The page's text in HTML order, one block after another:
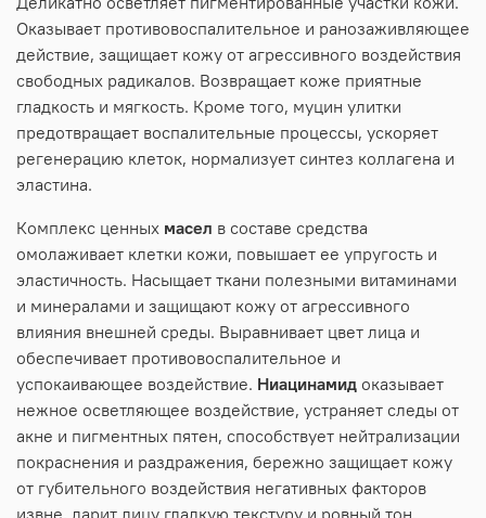
Оказывает противовоспалительное и ранозаживляющее
действие, защищает кожу от агрессивного воздействия
свободных радикалов. Возвращает коже приятные
гладкость и мягкость. Кроме того, муцин улитки
предотвращает воспалительные процессы, ускоряет
регенерацию клеток, нормализует синтез коллагена и
эластина.
Комплекс ценных масел в составе средства
омолаживает клетки кожи, повышает ее упругость и
эластичность. Насыщает ткани полезными витаминами
и минералами и защищают кожу от агрессивного
влияния внешней среды. Выравнивает цвет лица и
обеспечивает противовоспалительное и
успокаивающее воздействие. Ниацинамид оказывает
нежное осветляющее воздействие, устраняет следы от
акне и пигментных пятен, способствует нейтрализации
покраснения и раздражения, бережно защищает кожу
от губительного воздействия негативных факторов